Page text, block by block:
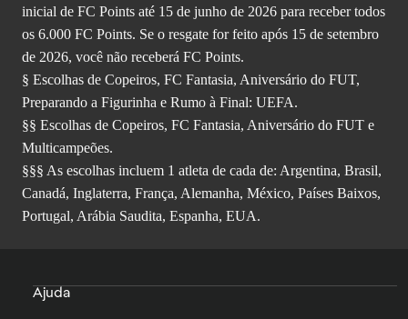
inicial de FC Points até 15 de junho de 2026 para receber todos
os 6.000 FC Points. Se o resgate for feito após 15 de setembro
de 2026, você não receberá FC Points.
§ Escolhas de Copeiros, FC Fantasia, Aniversário do FUT,
Preparando a Figurinha e Rumo à Final: UEFA.
§§ Escolhas de Copeiros, FC Fantasia, Aniversário do FUT e
Multicampeões.
§§§ As escolhas incluem 1 atleta de cada de: Argentina, Brasil,
Canadá, Inglaterra, França, Alemanha, México, Países Baixos,
Portugal, Arábia Saudita, Espanha, EUA.
Ajuda